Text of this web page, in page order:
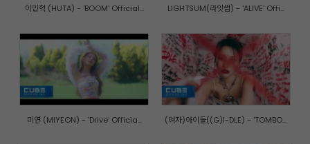
이민혁 (HUTA) - 'BOOM' Official... LIGHTSUM(라잇썸) - 'ALIVE' Offi...
미연 (MIYEON) - 'Drive' Officia... (여자)아이들((G)I-DLE) - 'TOMBO...